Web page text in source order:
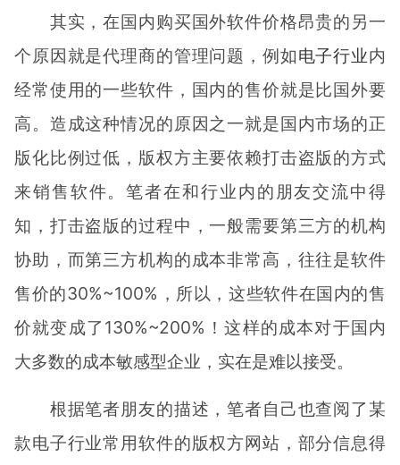
其实，在国内购买国外软件价格昂贵的另一
个原因就是代理商的管理问题，例如电子行业内
经常使用的一些软件，国内的售价就是比国外要
高。造成这种情况的原因之一就是国内市场的正
版化比例过低，版权方主要依赖打击盗版的方式
来销售软件。笔者在和行业内的朋友交流中得
知，打击盗版的过程中，一般需要第三方的机构
协助，而第三方机构的成本非常高，往往是软件
售价的30%~100%，所以，这些软件在国内的售
价就变成了130%~200%！这样的成本对于国内
大多数的成本敏感型企业，实在是难以接受。
根据笔者朋友的描述，笔者自己也查阅了某
款电子行业常用软件的版权方网站，部分信息得